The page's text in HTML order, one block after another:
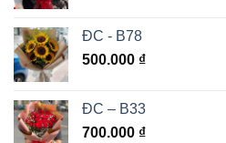
ĐC - B78
500.000 ₫
ĐC – B33
700.000 ₫